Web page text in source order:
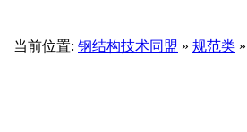
当前位置: 钢结构技术同盟 » 规范类 »